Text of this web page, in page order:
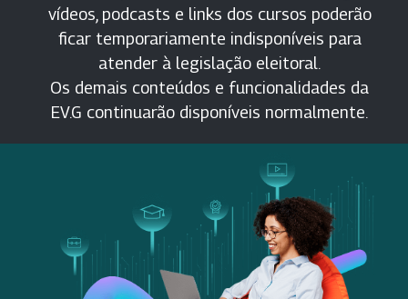
vídeos, podcasts e links dos cursos poderão
ficar temporariamente indisponíveis para
atender à legislação eleitoral.
Os demais conteúdos e funcionalidades da
EV.G continuarão disponíveis normalmente.